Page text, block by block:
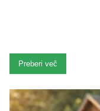
Preberi več